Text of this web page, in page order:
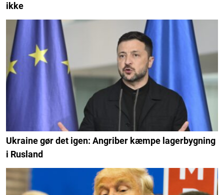
ikke
Ukraine gør det igen: Angriber kæmpe lagerbygning
i Rusland